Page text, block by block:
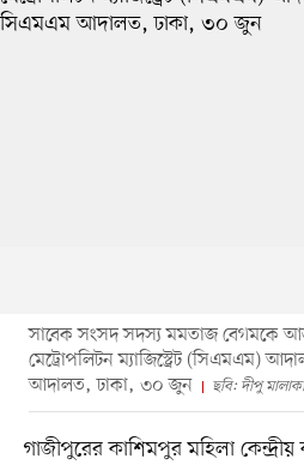
সাবেক সংসদ সদস্য মমতাজ বেগমকে
মেট্রোপলিটন ম্যাজিস্ট্রেট (সিএমএম)
আদালত, ঢাকা, ৩০ জুন
ছবি: দীপু
গাজীপুরের কাশিমপুর মহিলা কেন্দ্রীয়